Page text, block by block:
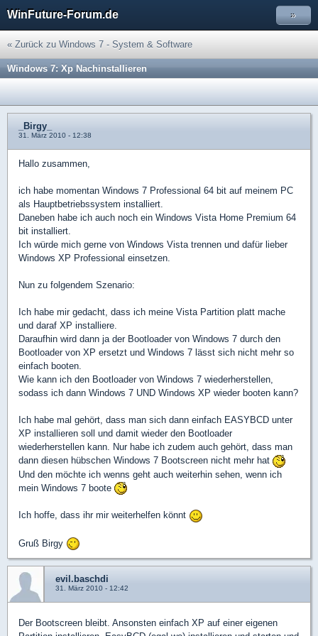
WinFuture-Forum.de »
« Zurück zu Windows 7 - System & Software
Windows 7: Xp Nachinstallieren
_Birgy_
31. März 2010 - 12:38
Hallo zusammen,
ich habe momentan Windows 7 Professional 64 bit auf meinem PC
als Hauptbetriebssystem installiert.
Daneben habe ich auch noch ein Windows Vista Home Premium 64
bit installiert.
Ich würde mich gerne von Windows Vista trennen und dafür lieber
Windows XP Professional einsetzen.
Nun zu folgendem Szenario:
Ich habe mir gedacht, dass ich meine Vista Partition platt mache
und daraf XP installiere.
Daraufhin wird dann ja der Bootloader von Windows 7 durch den
Bootloader von XP ersetzt und Windows 7 lässt sich nicht mehr so
einfach booten.
Wie kann ich den Bootloader von Windows 7 wiederherstellen,
sodass ich dann Windows 7 UND Windows XP wieder booten kann?
Ich habe mal gehört, dass man sich dann einfach EASYBCD unter
XP installieren soll und damit wieder den Bootloader
wiederherstellen kann. Nur habe ich zudem auch gehört, dass man
dann diesen hübschen Windows 7 Bootscreen nicht mehr hat
Und den möchte ich wenns geht auch weiterhin sehen, wenn ich
mein Windows 7 boote
Ich hoffe, dass ihr mir weiterhelfen könnt
Gruß Birgy
evil.baschdi
31. März 2010 - 12:42
Der Bootscreen bleibt. Ansonsten einfach XP auf einer eigenen